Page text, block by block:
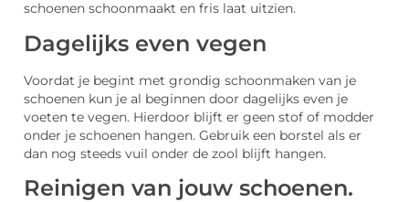
schoenen schoonmaakt en fris laat uitzien.
Dagelijks even vegen
Voordat je begint met grondig schoonmaken van je
schoenen kun je al beginnen door dagelijks even je
voeten te vegen. Hierdoor blijft er geen stof of modder
onder je schoenen hangen. Gebruik een borstel als er
dan nog steeds vuil onder de zool blijft hangen.
Reinigen van jouw schoenen.